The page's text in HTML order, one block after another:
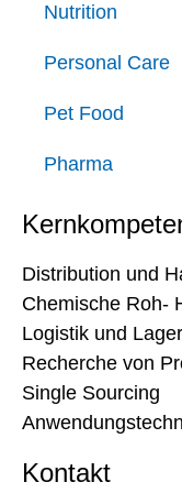
Nutrition
Personal Care
Pet Food
Pharma
Distribution und
Chemische Roh-
Logistik und
Recherche von
Single Sourcing
Kontakt